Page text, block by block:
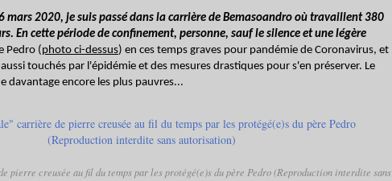
mars 2020, je suis passé dans la carrière de Bemasoandro où travaillent 380
En cette période de confinement, personne, sauf le silence et une légère
Pedro (photo ci-dessus) en ces temps graves pour pandémie de Coronavirus, et
touchés par l'épidémie et des mesures drastiques pour s'en préserver. Le
davantage encore les plus pauvres...
pierre creusée au fil du temps par les protégé(e)s du père Pedro (Reproduction interdite sans